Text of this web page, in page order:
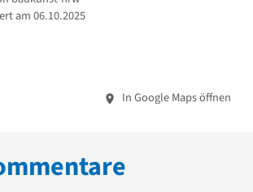
am 06.10.2025
In Google Maps öffnen